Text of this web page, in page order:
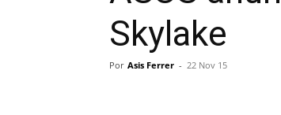
Skylake
Por Asis Ferrer - 22 Nov 15